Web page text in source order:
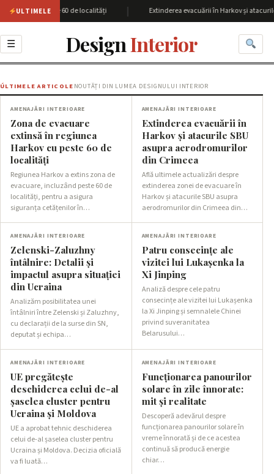
ULTIMELE
cu peste 60 de localități Extinderea evacuării în Harkov și atacurile
☰ DesignInterior
ÚLTIMELE ARTICOLE NOUTĂȚI DIN LUMEA DESIGNULUI INTERIOR
AMENAJĂRI INTERIOARE
Zona de evacuare
extinsă în regiunea
Harkov cu peste 60 de
localități
Regiunea Harkov a extins zona de
evacuare, incluzând peste 60 de
localități, pentru a asigura
siguranța cetățenilor în…
AMENAJĂRI INTERIOARE
Extinderea evacuării în
Harkov și atacurile SBU
asupra aerodromurilor
din Crimeea
Află ultimele actualizări despre
extinderea zonei de evacuare în
Harkov și atacurile SBU asupra
aerodromurilor din Crimeea din…
AMENAJĂRI INTERIOARE
Zelenski-Zaluzhny
întâlnire: Detalii și
impactul asupra situației
din Ucraina
Analizăm posibilitatea unei
întâlniri între Zelenski și Zaluzhny,
cu declarații de la surse din SN,
deputat și echipa…
AMENAJĂRI INTERIOARE
Patru consecințe ale
vizitei lui Lukașenka la
Xi Jinping
Analiză despre cele patru
consecințe ale vizitei lui Lukașenka
la Xi Jinping și semnalele Chinei
privind suveranitatea
Belarusului…
AMENAJĂRI INTERIOARE
UE pregătește
deschiderea celui de-al
șaselea cluster pentru
Ucraina și Moldova
UE a aprobat tehnic deschiderea
celui de-al șaselea cluster pentru
Ucraina și Moldova. Decizia oficială
va fi luată…
AMENAJĂRI INTERIOARE
Funcționarea panourilor
solare în zile înnorate:
mit și realitate
Descoperă adevărul despre
funcționarea panourilor solare în
vreme înnorată și de ce acestea
continuă să producă energie
chiar…